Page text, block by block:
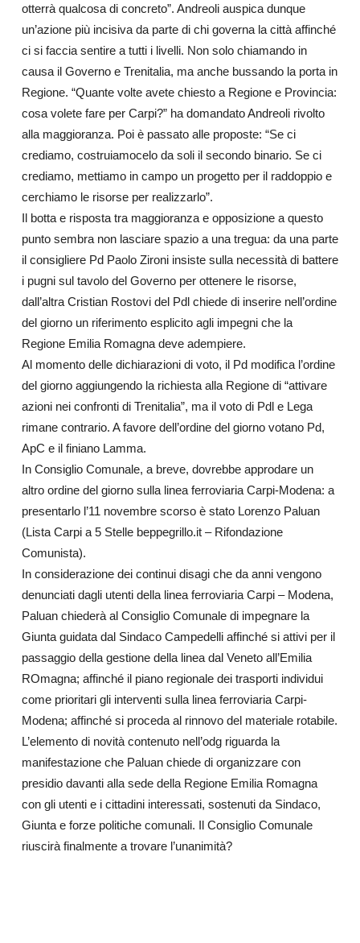
otterrà qualcosa di concreto”. Andreoli auspica dunque
un’azione più incisiva da parte di chi governa la città affinché
ci si faccia sentire a tutti i livelli. Non solo chiamando in
causa il Governo e Trenitalia, ma anche bussando la porta in
Regione. “Quante volte avete chiesto a Regione e Provincia:
cosa volete fare per Carpi?” ha domandato Andreoli rivolto
alla maggioranza. Poi è passato alle proposte: “Se ci
crediamo, costruiamocelo da soli il secondo binario. Se ci
crediamo, mettiamo in campo un progetto per il raddoppio e
cerchiamo le risorse per realizzarlo”.
Il botta e risposta tra maggioranza e opposizione a questo
punto sembra non lasciare spazio a una tregua: da una parte
il consigliere Pd Paolo Zironi insiste sulla necessità di battere
i pugni sul tavolo del Governo per ottenere le risorse,
dall’altra Cristian Rostovi del Pdl chiede di inserire nell’ordine
del giorno un riferimento esplicito agli impegni che la
Regione Emilia Romagna deve adempiere.
Al momento delle dichiarazioni di voto, il Pd modifica l’ordine
del giorno aggiungendo la richiesta alla Regione di “attivare
azioni nei confronti di Trenitalia”, ma il voto di Pdl e Lega
rimane contrario. A favore dell’ordine del giorno votano Pd,
ApC e il finiano Lamma.
In Consiglio Comunale, a breve, dovrebbe approdare un
altro ordine del giorno sulla linea ferroviaria Carpi-Modena: a
presentarlo l’11 novembre scorso è stato Lorenzo Paluan
(Lista Carpi a 5 Stelle beppegrillo.it – Rifondazione
Comunista).
In considerazione dei continui disagi che da anni vengono
denunciati dagli utenti della linea ferroviaria Carpi – Modena,
Paluan chiederà al Consiglio Comunale di impegnare la
Giunta guidata dal Sindaco Campedelli affinché si attivi per il
passaggio della gestione della linea dal Veneto all’Emilia
ROmagna; affinché il piano regionale dei trasporti individui
come prioritari gli interventi sulla linea ferroviaria Carpi-
Modena; affinché si proceda al rinnovo del materiale rotabile.
L’elemento di novità contenuto nell’odg riguarda la
manifestazione che Paluan chiede di organizzare con
presidio davanti alla sede della Regione Emilia Romagna
con gli utenti e i cittadini interessati, sostenuti da Sindaco,
Giunta e forze politiche comunali. Il Consiglio Comunale
riuscirà finalmente a trovare l’unanimità?